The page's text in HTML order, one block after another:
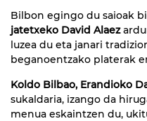
Bilbon egingo du saioak
jatetxeko David Alaez
luzea du eta janari
beganoentzako platerak
Koldo Bilbao, Erandioko
sukaldaria, izango da
menua eskaintzen du,